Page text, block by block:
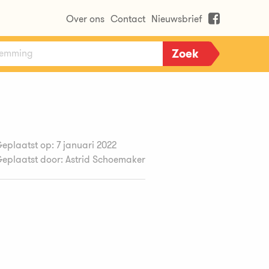
Over ons Contact Nieuwsbrief
op: 7 januari 2022
door: Astrid Schoemaker